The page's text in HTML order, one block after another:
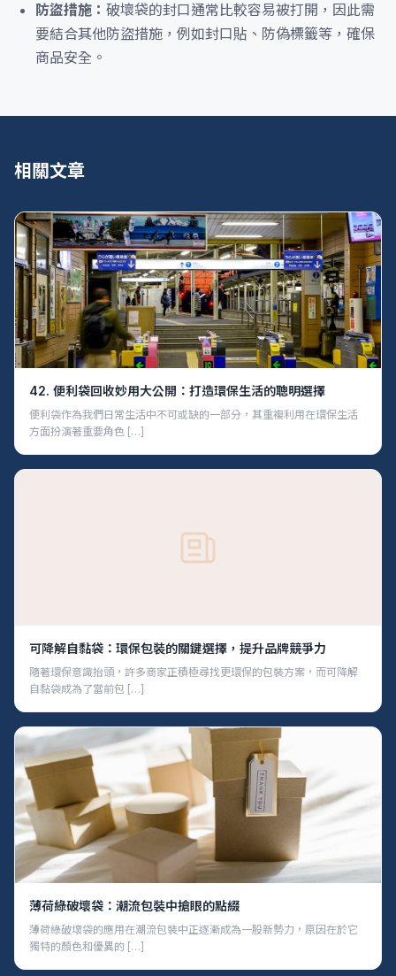
防盜措施： 破壞袋的封口通常比較容易被打開，因此需
要結合其他防盜措施，例如封口貼、防偽標籤等，確保
商品安全。
相關文章
42. 便利袋回收妙用大公開：打造環保生活的聰明選擇
便利袋作為我們日常生活中不可或缺的一部分，其重複利用在環保生活
方面扮演著重要角色 […]
可降解自黏袋：環保包裝的關鍵選擇，提升品牌競爭力
隨著環保意識抬頭，許多商家正積極尋找更環保的包裝方案，而可降解
自黏袋成為了當前包 […]
薄荷綠破壞袋：潮流包裝中搶眼的點綴
薄荷綠破壞袋的應用在潮流包裝中正逐漸成為一股新勢力，原因在於它
獨特的顏色和優異的 […]